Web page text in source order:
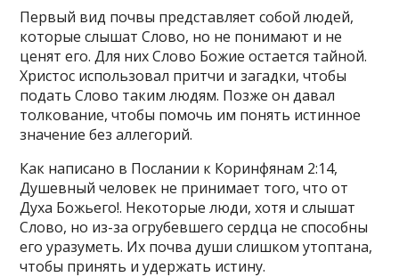
Первый вид почвы представляет собой людей,
которые слышат Слово, но не понимают и не
ценят его. Для них Слово Божие остается тайной.
Христос использовал притчи и загадки, чтобы
подать Слово таким людям. Позже он давал
толкование, чтобы помочь им понять истинное
значение без аллегорий.
Как написано в Послании к Коринфянам 2:14,
Душевный человек не принимает того, что от
Духа Божьего!. Некоторые люди, хотя и слышат
Слово, но из-за огрубевшего сердца не способны
его уразуметь. Их почва души слишком утоптана,
чтобы принять и удержать истину.